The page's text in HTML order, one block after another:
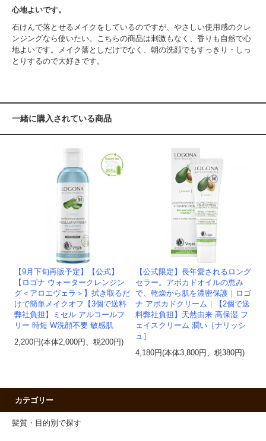
心地よいです。
石けんで落とせるメイクをしているのですが、やさしい使用感のクレ
ンジングなら使いたい。こちらの商品は刺激もなく、香りも自然で心
地よいです。メイク落としだけでなく、朝の洗顔でもすっきり・しっ
とりするので大好きです。
一緒に購入されている商品
【9月下旬再販予定】【公式】
【ロゴナ ウォータークレンジン
グ＜アロエヴェラ＞】拭き取るだ
けで簡単メイクオフ【3個で送料
弊社負担】ミセル アルコールフ
リー 時短 W洗顔不要 敏感肌
2,200円(本体2,000円、税200円)
【公式限定】長年愛されるロング
セラー。アボカドオイルの恵み
で、乾燥から肌を濃密保護｜ロゴ
ナ アボカドクリーム｜【2個で送
料弊社負担】天然由来 高保湿 フ
ェイスクリーム 潤い［ナリッシ
ュ］
4,180円(本体3,800円、税380円)
カテゴリー
髪質・目的別で探す